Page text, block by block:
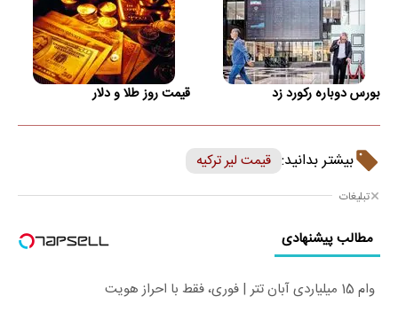
بورس دوباره رکورد زد قیمت روز طلا و دلار
بیشتر بدانید: قیمت لیر ترکیه
تبلیغات
مطالب پیشنهادی
وام 15 میلیاردی آبان تتر | فوری، فقط با احراز هویت